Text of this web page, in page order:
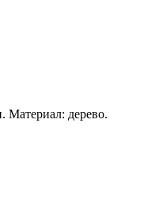
Материал: дерево.